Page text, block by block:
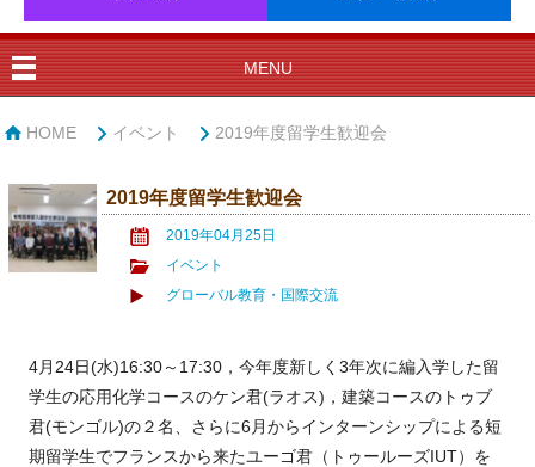
MENU
HOME イベント 2019年度留学生歓迎会
2019年度留学生歓迎会
2019年04月25日
イベント
グローバル教育・国際交流
4月24日(水)16:30～17:30，今年度新しく3年次に編入学した留
学生の応用化学コースのケン君(ラオス)，建築コースのトゥブ
君(モンゴル)の２名、さらに6月からインターンシップによる短
期留学生でフランスから来たユーゴ君（トゥールーズIUT）を